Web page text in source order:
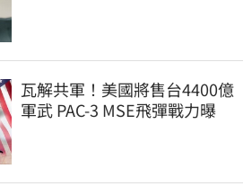
瓦解共軍！美國將售台4400億
軍武 PAC-3 MSE飛彈戰力曝